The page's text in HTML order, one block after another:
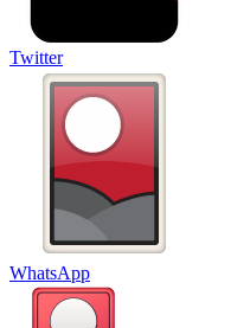
Twitter
WhatsApp